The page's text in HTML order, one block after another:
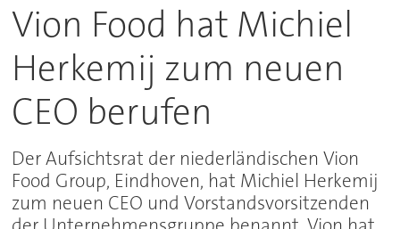
Vion Food hat Michiel
Herkemij zum neuen
CEO berufen
Der Aufsichtsrat der niederländischen Vion
Food Group, Eindhoven, hat Michiel Herkemij
zum neuen CEO und Vorstandsvorsitzenden